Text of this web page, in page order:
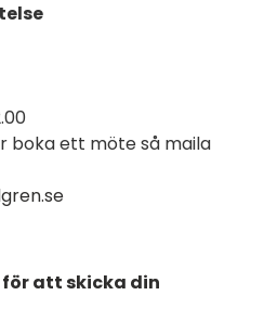
boka ett möte så maila
att skicka din